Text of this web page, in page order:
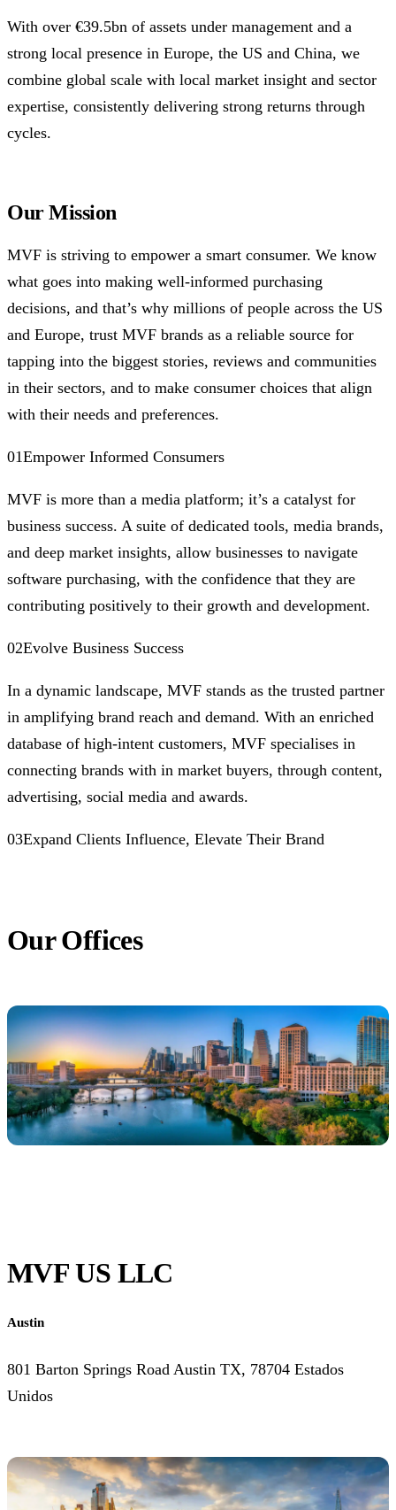
With over €39.5bn of assets under management and a
strong local presence in Europe, the US and China, we
combine global scale with local market insight and sector
expertise, consistently delivering strong returns through
cycles.
Our Mission
MVF is striving to empower a smart consumer. We know
what goes into making well-informed purchasing
decisions, and that’s why millions of people across the US
and Europe, trust MVF brands as a reliable source for
tapping into the biggest stories, reviews and communities
in their sectors, and to make consumer choices that align
with their needs and preferences.
01Empower Informed Consumers
MVF is more than a media platform; it’s a catalyst for
business success. A suite of dedicated tools, media brands,
and deep market insights, allow businesses to navigate
software purchasing, with the confidence that they are
contributing positively to their growth and development.
02Evolve Business Success
In a dynamic landscape, MVF stands as the trusted partner
in amplifying brand reach and demand. With an enriched
database of high-intent customers, MVF specialises in
connecting brands with in market buyers, through content,
advertising, social media and awards.
03Expand Clients Influence, Elevate Their Brand
Our Offices
MVF US LLC
Austin
801 Barton Springs Road Austin TX, 78704 Estados
Unidos